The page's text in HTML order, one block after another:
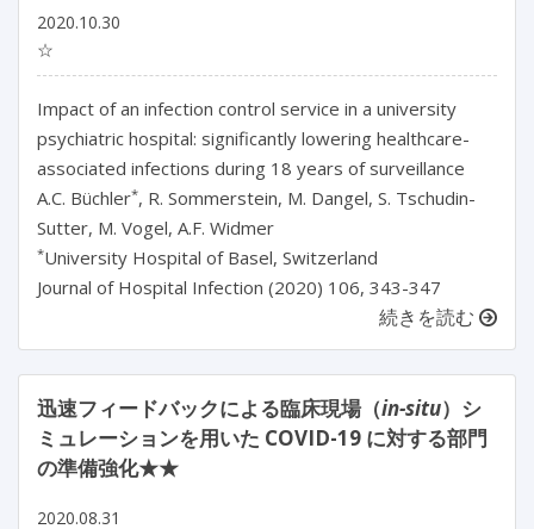
2020.10.30
☆
Impact of an infection control service in a university
psychiatric hospital: significantly lowering healthcare-
associated infections during 18 years of surveillance
A.C. Büchler*, R. Sommerstein, M. Dangel, S. Tschudin-
Sutter, M. Vogel, A.F. Widmer
*University Hospital of Basel, Switzerland
Journal of Hospital Infection (2020) 106, 343-347
続きを読む
迅速フィードバックによる臨床現場（in-situ）シ
ミュレーションを用いた COVID-19 に対する部門
の準備強化★★
2020.08.31